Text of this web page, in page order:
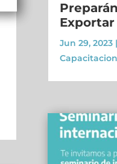
Exportar
Jun 29, 2023|